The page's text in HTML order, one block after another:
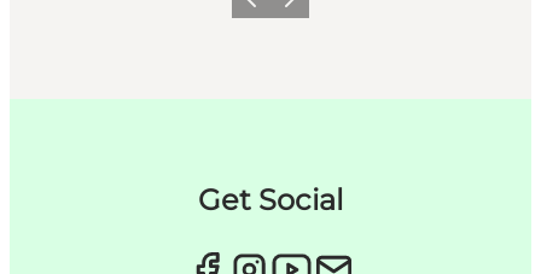
ZurückWeiter
Get Social